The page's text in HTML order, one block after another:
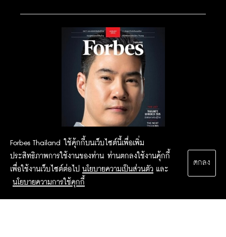
Forbes Thailand ใช้คุ้กกี้บนเว็บไซต์นี้เพื่อเพิ่ม
ประสิทธิภาพการใช้งานของท่าน ท่านตกลงใช้งานคุ้กกี้
เพื่อใช้งานเว็บไซต์ต่อไป นโยบายความเป็นส่วนตัว และ
นโยบายความการใช้คุกกี้
ตกลง
2015 Forbesthailand.com ALL RIGHTS RESERVED